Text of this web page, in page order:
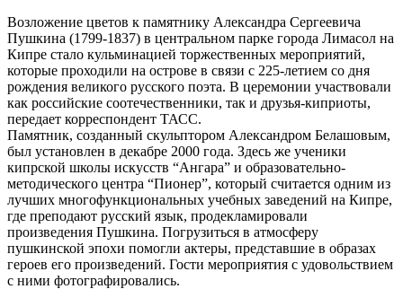
Возложение цветов к памятнику Александра Сергеевича
Пушкина (1799-1837) в центральном парке города Лимасол на
Кипре стало кульминацией торжественных мероприятий,
которые проходили на острове в связи с 225-летием со дня
рождения великого русского поэта. В церемонии участвовали
как российские соотечественники, так и друзья-киприоты,
передает корреспондент ТАСС.
Памятник, созданный скульптором Александром Белашовым,
был установлен в декабре 2000 года. Здесь же ученики
кипрской школы искусств “Ангара” и образовательно-
методического центра “Пионер”, который считается одним из
лучших многофункциональных учебных заведений на Кипре,
где преподают русский язык, продекламировали
произведения Пушкина. Погрузиться в атмосферу
пушкинской эпохи помогли актеры, представшие в образах
героев его произведений. Гости мероприятия с удовольствием
с ними фотографировались.